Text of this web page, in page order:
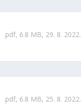
.pdf, 6.8 MB, 29. 8. 2022.
.pdf, 6.8 MB, 25. 8. 2022.